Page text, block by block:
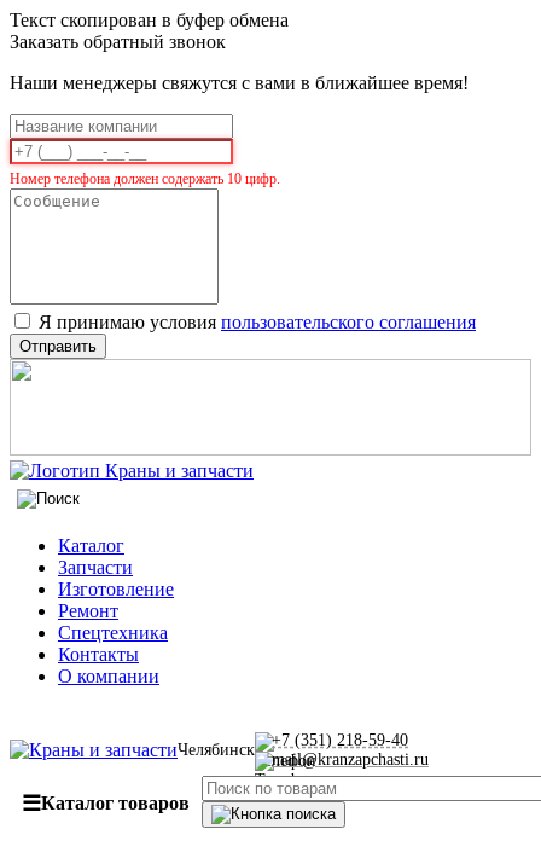
Текст скопирован в буфер обмена
Заказать обратный звонок
Наши менеджеры свяжутся с вами в ближайшее время!
Номер телефона должен содержать 10 цифр.
Я принимаю условия пользовательского соглашения
Отправить
Каталог
Запчасти
Изготовление
Ремонт
Спецтехника
Контакты
О компании
Челябинск
+7 (351) 218-59-40
mail@kranzapchasti.ru
☰Каталог товаров